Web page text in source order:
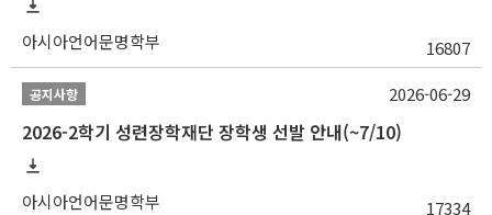
아시아언어문명학부 16807
공지사항
2026-2학기 성련장학재단 장학생 선발 안내(~7/10)
아시아언어문명학부 17334
2026-06-29